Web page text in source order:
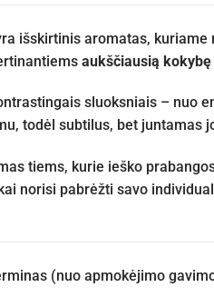
išskirtinis aromatas,
aukščiausią kokybę
sluoksniais – nuo
todėl subtilus, bet juntamas
tiems, kurie ieško
norisi pabrėžti savo
(nuo apmokėjimo